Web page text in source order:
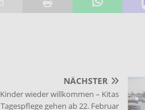
NÄCHSTER
wieder willkommen – Kitas
gehen ab 22. Februar